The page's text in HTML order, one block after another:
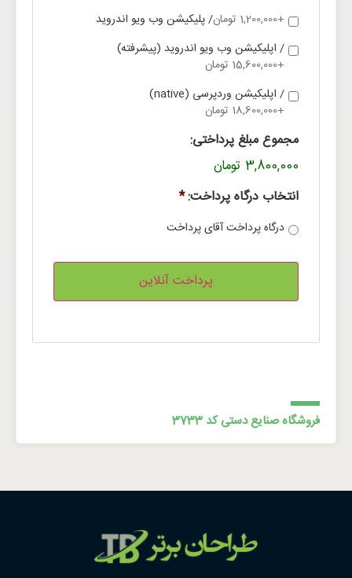
/ پلیکیشن وب ویو اندروید
+1,200,000 تومان
/ اپلیکیشن وب ویو اندروید (پیشرفته)
+15,600,000 تومان
/ اپلیکیشن وردپرسی (native)
+18,600,000 تومان
مجموع مبلغ پرداختی:
3,800,000 تومان
انتخاب درگاه پرداخت:*
درگاه پرداخت آقای پرداخت
فروشگاه صنایع دستی کد 3733